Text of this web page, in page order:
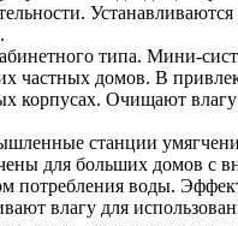
типа. Мини-
частных домов. В
корпусах. Очищают
станции
для больших домов с
потребления воды.
влагу для